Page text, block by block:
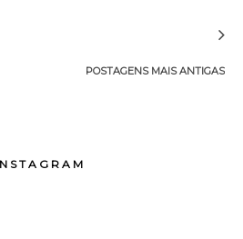
POSTAGENS MAIS ANTIGAS